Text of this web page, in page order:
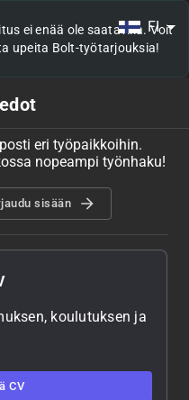
FI
ei enää ole saatavilla. Voit
upeita Bolt-työtarjouksia!
eri työpaikkoihin.
nopeampi työnhaku!
sisään
koulutuksen ja
CV